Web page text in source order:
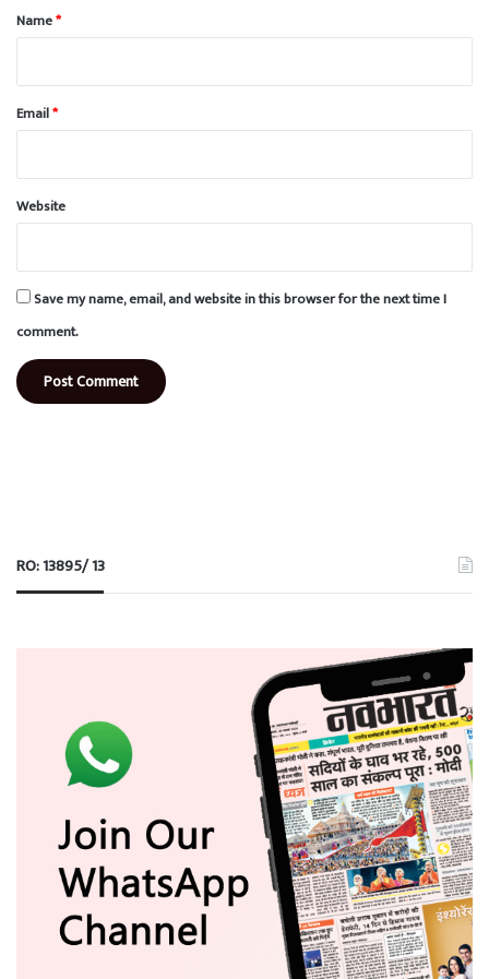
*
Name*
Email*
Website
Save my name, email, and website in this browser for the next time I
comment.
RO: 13895/ 13